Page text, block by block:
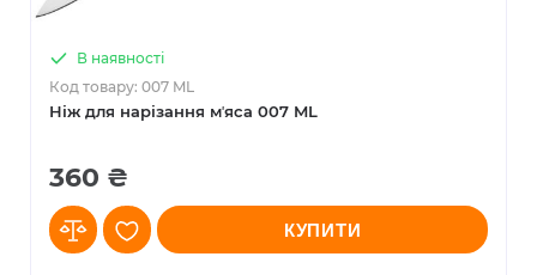
Ніж для нарізання мʼяса 007 ML
В наявності
Код товару: 007 ML
360 ₴
КУПИТИ